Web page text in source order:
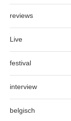
reviews
Live
festival
interview
belgisch